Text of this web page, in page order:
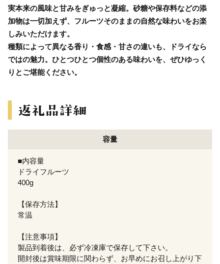
実本来の風味と甘みをぎゅっと凝縮。砂糖や保存料などの添
加物は一切加えず、フルーツそのままの自然な味わいをお楽
しみいただけます。
種類によって異なる香り・食感・甘さの違いも、ドライなら
ではの魅力。ひとつひとつ個性のある味わいを、ぜひゆっく
りとご堪能ください。
容量
■内容量
ドライフルーツ
400g
【保存方法】
常温
【注意事項】
製品到着後は、必ず冷凍庫で保存して下さい。
開封後は賞味期限に関わらず、お早めにお召し上がり下